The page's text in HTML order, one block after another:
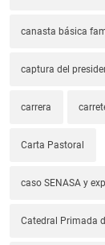
canasta básica
captura del
carrera
Carta Pastoral
caso SENASA y
Catedral Primada